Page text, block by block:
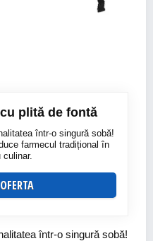
plită de fontă
într-o singură sobă!
farmecul tradițional în
culinar.
într-o singură sobă!